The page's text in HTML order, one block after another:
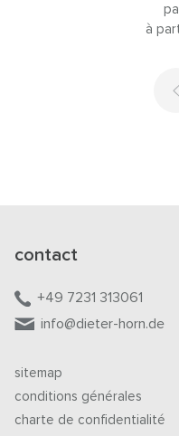
à
contact
+49 7231 313061
info@dieter-horn.de
sitemap
conditions générales
charte de confidentialité